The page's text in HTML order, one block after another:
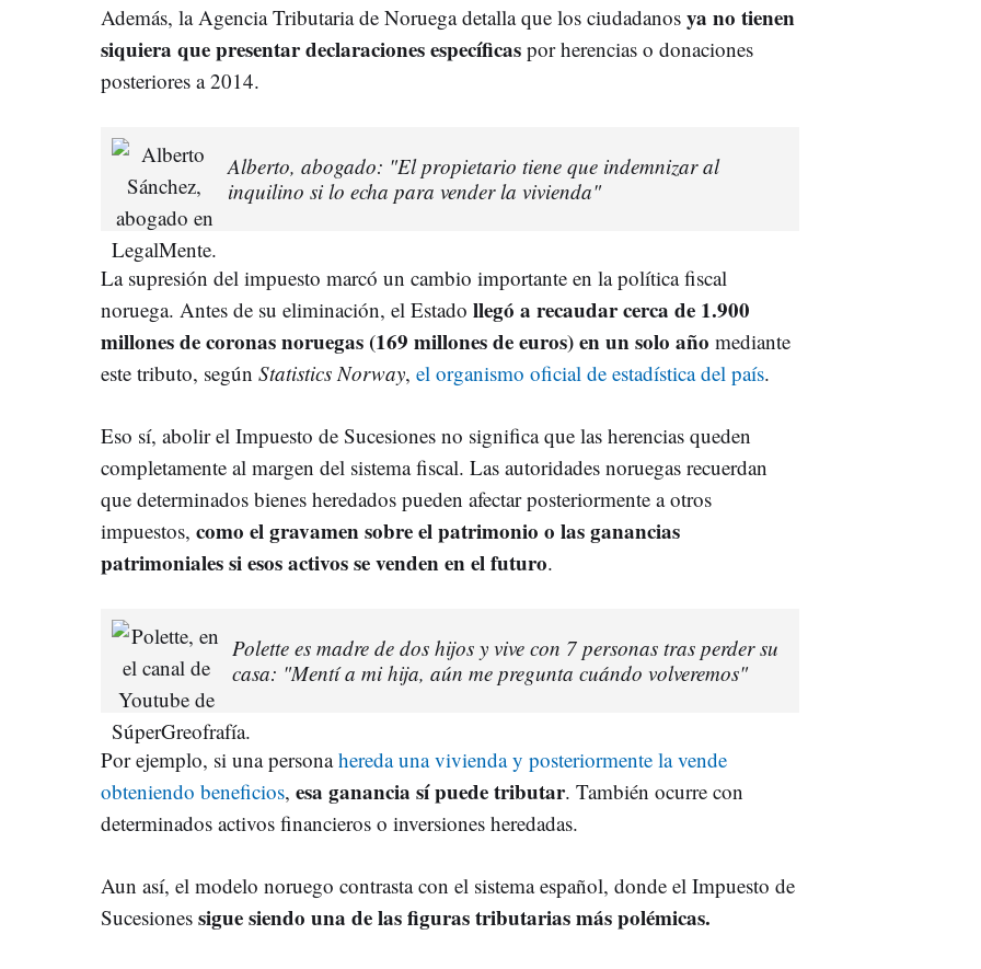
Además, la Agencia Tributaria de Noruega detalla que los ciudadanos ya no tienen
siquiera que presentar declaraciones específicas por herencias o donaciones
posteriores a 2014.
Alberto, abogado: "El propietario tiene que indemnizar al
inquilino si lo echa para vender la vivienda"
La supresión del impuesto marcó un cambio importante en la política fiscal
noruega. Antes de su eliminación, el Estado llegó a recaudar cerca de 1.900
millones de coronas noruegas (169 millones de euros) en un solo año mediante
este tributo, según Statistics Norway, el organismo oficial de estadística del país.
Eso sí, abolir el Impuesto de Sucesiones no significa que las herencias queden
completamente al margen del sistema fiscal. Las autoridades noruegas recuerdan
que determinados bienes heredados pueden afectar posteriormente a otros
impuestos, como el gravamen sobre el patrimonio o las ganancias
patrimoniales si esos activos se venden en el futuro.
Polette es madre de dos hijos y vive con 7 personas tras perder su
casa: "Mentí a mi hija, aún me pregunta cuándo volveremos"
Por ejemplo, si una personahereda una vivienda y posteriormente la vende
obteniendo beneficios, esa ganancia sí puede tributar. También ocurre con
determinados activos financieros o inversiones heredadas.
Aun así, el modelo noruego contrasta con el sistema español, donde el Impuesto de
Sucesiones sigue siendo una de las figuras tributarias más polémicas.